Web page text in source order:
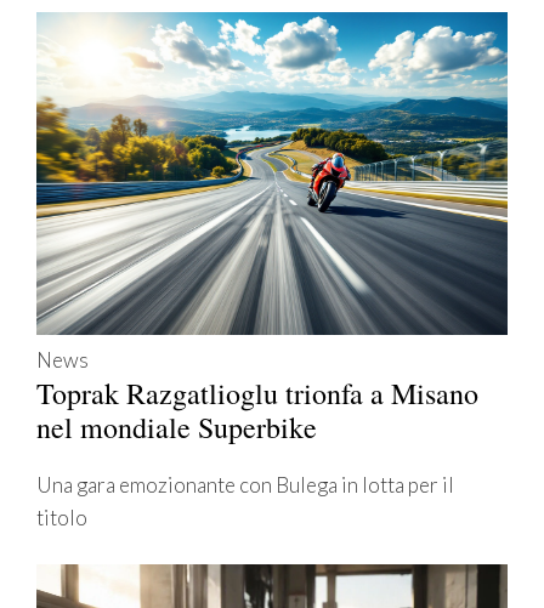
News
Toprak Razgatlioglu trionfa a Misano
nel mondiale Superbike
Una gara emozionante con Bulega in lotta per il
titolo